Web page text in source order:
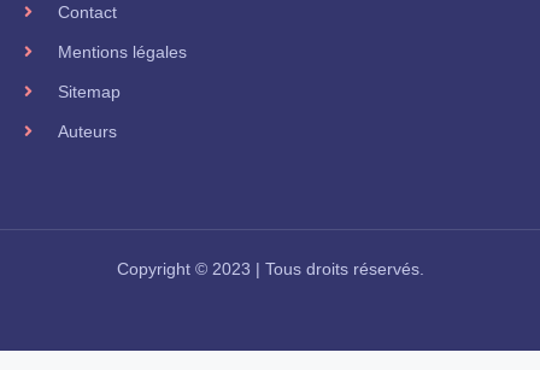
Contact
Mentions légales
Sitemap
Auteurs
Copyright © 2023 | Tous droits réservés.